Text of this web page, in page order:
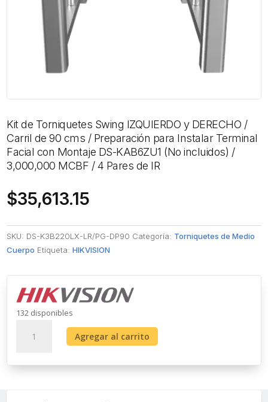
Kit de Torniquetes Swing IZQUIERDO y DERECHO /
Carril de 90 cms / Preparación para Instalar Terminal
Facial con Montaje DS-KAB6ZU1 (No incluidos) /
3,000,000 MCBF / 4 Pares de IR
$35,613.15
SKU: DS-K3B220LX-LR/PG-DP90 Categoría: Torniquetes de Medio
Cuerpo Etiqueta:HIKVISION
132 disponibles
Swing
Agregar al carrito